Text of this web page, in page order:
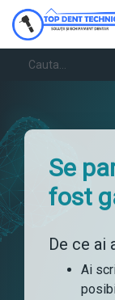
Se
fost
De ce ai
Ai